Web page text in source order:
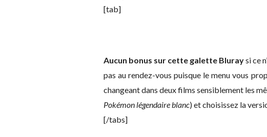
[tab]
Aucun bonus sur cette galette Bluraysi ce
pas au rendez-vous puisque le menu vous
changeant dans deux films sensiblement les
Pokémon légendaire blanc) et choisissez la
[/tabs]